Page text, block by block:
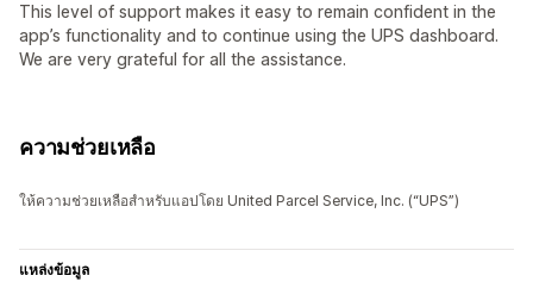
This level of support makes it easy to remain confident in the
app’s functionality and to continue using the UPS dashboard.
We are very grateful for all the assistance.
ความช่วยเหลือ
ให้ความช่วยเหลือสำหรับแอปโดย United Parcel Service, Inc. (“UPS”)
แหล่งข้อมูล